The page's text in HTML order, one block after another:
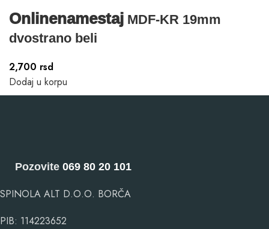
Onlinenamestaj MDF-KR 19mm
dvostrano beli
2,700 rsd
Dodaj u korpu
Pozovite 069 80 20 101
SPINOLA ALT D.O.O. BORČA
PIB: 114223652